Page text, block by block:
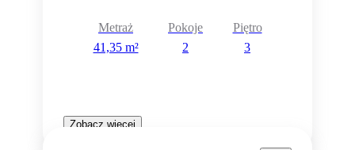
Metraż
41,35 m²
Pokoje
2
Piętro
3
Zobacz więcej